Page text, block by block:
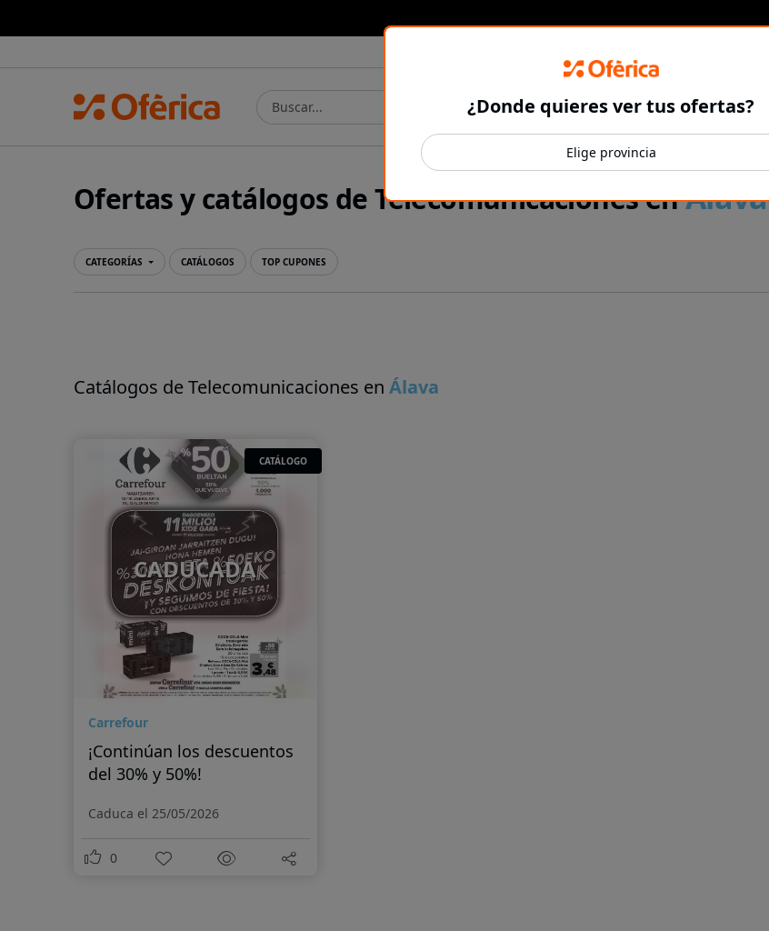
Prensa Ibérica
Ofertas y catálogos de Telecomunicaciones enÁlava
CATEGORÍAS CATÁLOGOS TOP CUPONES
Catálogos de Telecomunicaciones en Álava
CATÁLOGO
CADUCADA
Carrefour
¡Continúan los descuentos
del 30% y 50%!
Caduca el 25/05/2026
0
¿Donde quieres ver tus ofertas?